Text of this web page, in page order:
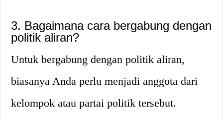
3. Bagaimana cara bergabung dengan
politik aliran?
Untuk bergabung dengan politik aliran,
biasanya Anda perlu menjadi anggota dari
kelompok atau partai politik tersebut.